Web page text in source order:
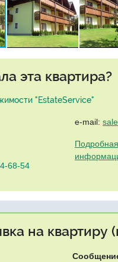
эта квартира?
"EstateService"
68-54
e-mail:
на квартиру